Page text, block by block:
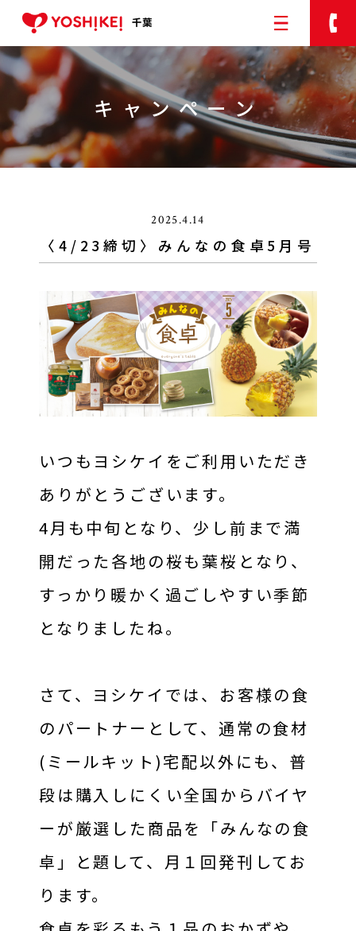
ヨシケイのサービス
ご利用の流れ
メニュー
今週のメニューweb注文
アプリの紹介
キャッシュレス決済
求人一覧
ヨシケイについて
キャンペーン
2025.4.14
〈4/23締切〉みんなの食卓5月号
いつもヨシケイをご利用いただき
ありがとうございます。
4月も中旬となり、少し前まで満
開だった各地の桜も葉桜となり、
すっかり暖かく過ごしやすい季節
となりましたね。
さて、ヨシケイでは、お客様の食
のパートナーとして、通常の食材
(ミールキット)宅配以外にも、普
段は購入しにくい全国からバイヤ
ーが厳選した商品を「みんなの食
卓」と題して、月１回発刊してお
ります。